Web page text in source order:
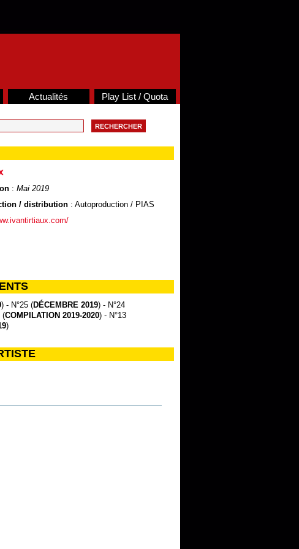
Actualités Play List / Quota
: Mai 2019
/ distribution: Autoproduction / PIAS
) - N°25 (DÉCEMBRE 2019) - N°24
(COMPILATION 2019-2020) - N°13
)